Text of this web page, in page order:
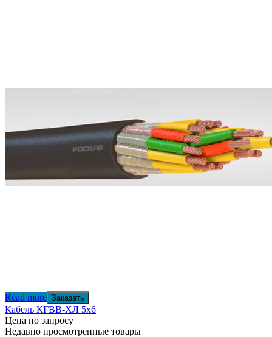
Read more Заказать
Кабель КГВВ-ХЛ 5х6
Цена по запросу
Недавно просмотренные товары